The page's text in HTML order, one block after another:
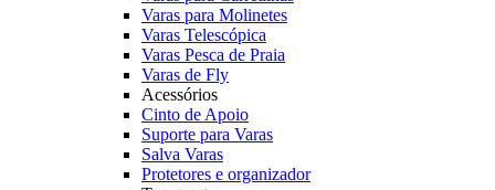
Varas para Molinetes
Varas Telescópica
Varas Pesca de Praia
Varas de Fly
Acessórios
Cinto de Apoio
Suporte para Varas
Salva Varas
Protetores e organizador